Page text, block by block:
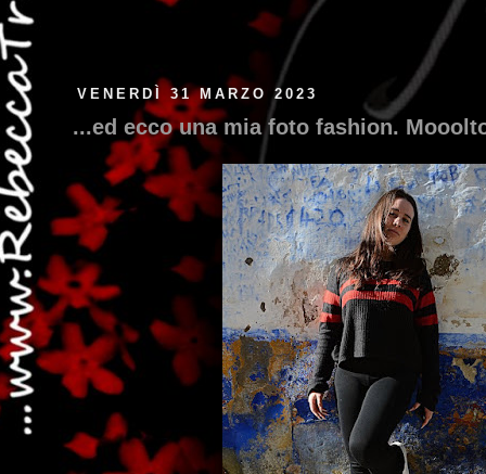
VENERDÌ 31 MARZO 2023
...ed ecco una mia foto fashion.